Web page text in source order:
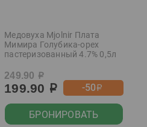
Медовуха Mjolnir Плата
Мимира Голубика-орех
пастеризованный 4.7% 0,5л
249.90 р
199.90 р -50р
БРОНИРОВАТЬ